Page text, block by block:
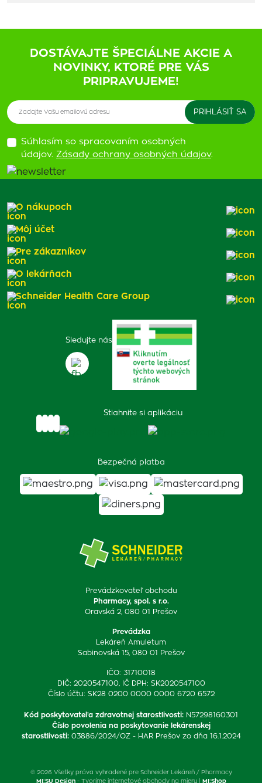
DOSTÁVAJTE ŠPECIÁLNE AKCIE A
NOVINKY, KTORÉ PRE VÁS
PRIPRAVUJEME!
Súhlasím so spracovaním osobných
údajov. Zásady ochrany osobných údajov.
Prevádzkovateľ obchodu
Pharmacy, spol. s r.o.
Oravská 2, 080 01 Prešov
Prevádzka
Lekáreň Amuletum
Sabinovská 15, 080 01 Prešov
IČO: 31710018
DIČ: 2020547100, IČ DPH: SK2020547100
Číslo účtu: SK28 0200 0000 0000 6720 6572
Kód poskytovateľa zdravotnej starostlivosti: N57298160301
Číslo povolenia na poskytovanie lekárenskej
starostlivosti: 03886/2024/OZ - HAR Prešov zo dňa 16.1.2024
Sledujte nás
Stiahnite si aplikáciu
Bezpečná platba
O nákupoch
Môj účet
Pre zákazníkov
O lekárňach
Schneider Health Care Group
© 2026 Všetky práva vyhradené pre Schneider Lekáreň / Pharmacy
MI:SU Design- Tvoríme internetové obchody na mieru | MI:Shop